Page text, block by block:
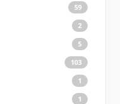
59
2
5
103
1
1